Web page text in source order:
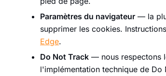
Paramètres du navigateur — la
supprimer les cookies.
Edge.
Do Not Track — nous respectons
l'implémentation technique de